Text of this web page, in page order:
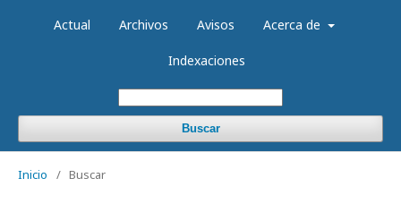
Actual Archivos Avisos Acerca de
Indexaciones
Buscar
Inicio / Buscar